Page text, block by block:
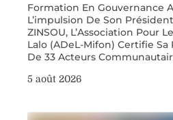
Formation En Gouvernance
L’impulsion De Son
ZINSOU, L’Association Pour
Lalo (ADeL-Mifon) Certifie
De 33 Acteurs
5 août 2026